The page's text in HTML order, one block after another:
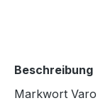
Beschreibung
Markwort